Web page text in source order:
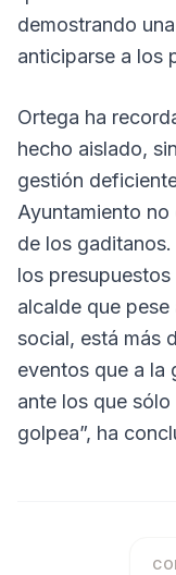
demostrando
anticiparse a los
Ortega ha
hecho aislado,
gestión
Ayuntamiento
de los
los
alcalde que
social, está más
eventos que a la
ante los que
golpea”, ha